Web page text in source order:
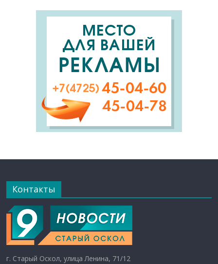
Контакты
г. Старый Оскол, улица Ленина, 71/12